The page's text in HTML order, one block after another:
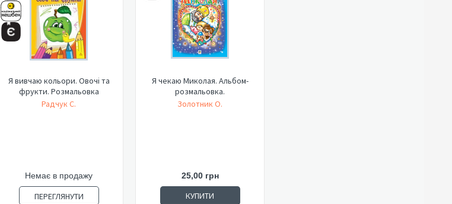
Я вивчаю кольори. Овочі та
фрукти. Розмальовка
Радчук С.
Немає в продажу
ПЕРЕГЛЯНУТИ
Я чекаю Миколая. Альбом-
розмальовка.
Золотник О.
25,00 грн
КУПИТИ